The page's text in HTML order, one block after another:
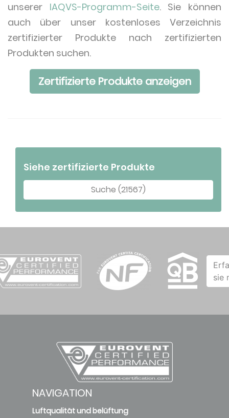
unserer IAQVS-Programm-Seite. Sie können
auch über unser kostenloses Verzeichnis
zertifizierter Produkte nach zertifizierten
Produkten suchen.
Zertifizierte Produkte anzeigen
Siehe zertifizierte Produkte
Suche (21567)
sie
NAVIGATION
Luftqualität und belüftung